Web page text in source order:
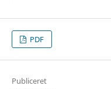
PDF
Publiceret